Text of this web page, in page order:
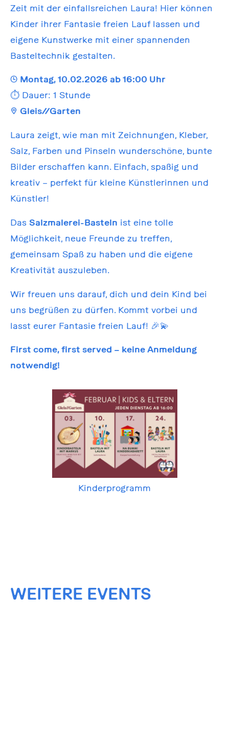
Zeit mit der einfallsreichen Laura! Hier können
Kinder ihrer Fantasie freien Lauf lassen und
eigene Kunstwerke mit einer spannenden
Basteltechnik gestalten.
🕒 Montag, 10.02.2026 ab 16:00 Uhr
⏱️ Dauer: 1 Stunde
📍 Gleis//Garten
Laura zeigt, wie man mit Zeichnungen, Kleber,
Salz, Farben und Pinseln wunderschöne, bunte
Bilder erschaffen kann. Einfach, spaßig und
kreativ – perfekt für kleine Künstlerinnen und
Künstler!
Das Salzmalerei-Basteln ist eine tolle
Möglichkeit, neue Freunde zu treffen,
gemeinsam Spaß zu haben und die eigene
Kreativität auszuleben.
Wir freuen uns darauf, dich und dein Kind bei
uns begrüßen zu dürfen. Kommt vorbei und
lasst eurer Fantasie freien Lauf! 🎉💫
First come, first served – keine Anmeldung
notwendig!
Kinderprogramm
WEITERE EVENTS